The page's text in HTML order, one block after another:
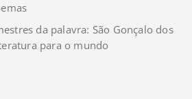
da palavra: São Gonçalo dos
para o mundo